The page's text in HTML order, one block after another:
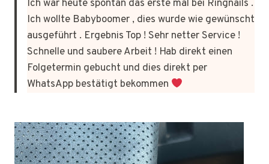
Ich war heute spontan das erste mal bei Ringnails .
Ich wollte Babyboomer , dies wurde wie gewünscht
ausgeführt . Ergebnis Top ! Sehr netter Service !
Schnelle und saubere Arbeit ! Hab direkt einen
Folgetermin gebucht und dies direkt per
WhatsApp bestätigt bekommen